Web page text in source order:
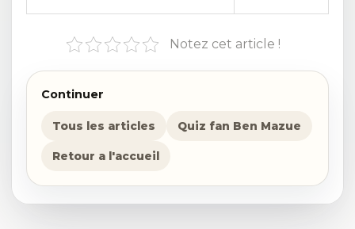
Notez cet article !
Continuer
Tous les articles Quiz fan Ben Mazue
Retour a l'accueil